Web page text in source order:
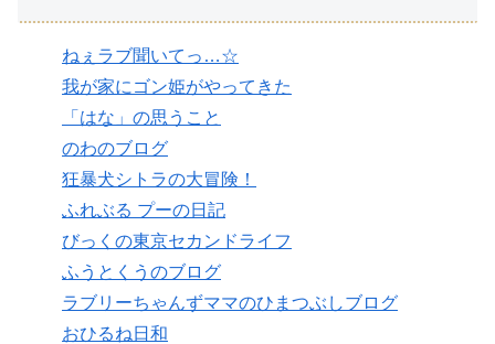
ねぇラブ聞いてっ…☆
我が家にゴン姫がやってきた
「はな」の思うこと
のわのブログ
狂暴犬シトラの大冒険！
ふれぶる プーの日記
びっくの東京セカンドライフ
ふうとくうのブログ
ラブリーちゃんずママのひまつぶしブログ
おひるね日和